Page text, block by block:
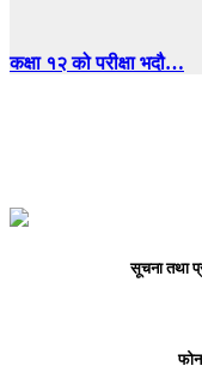
कक्षा १२ को परीक्षा भदौ…
सूचना तथा